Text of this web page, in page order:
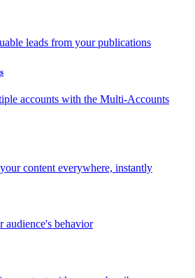
leads from your publications
accounts with the Multi-Accounts
content everywhere, instantly
audience's behavior